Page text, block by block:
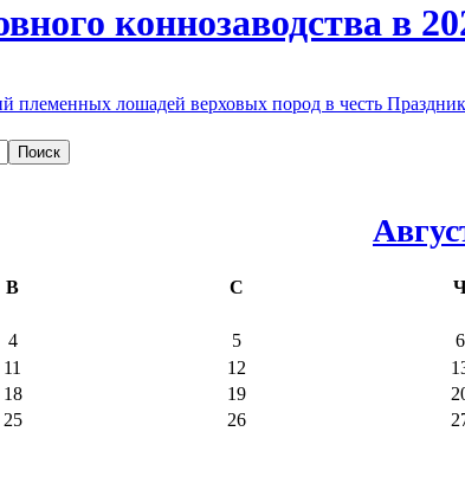
коннозаводства в
лошадей верховых пород в честь Праздника
В С
4 5 6
11 12
18 19
25 26